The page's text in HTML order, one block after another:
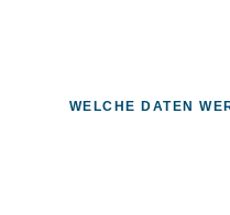
WELCHE DATEN